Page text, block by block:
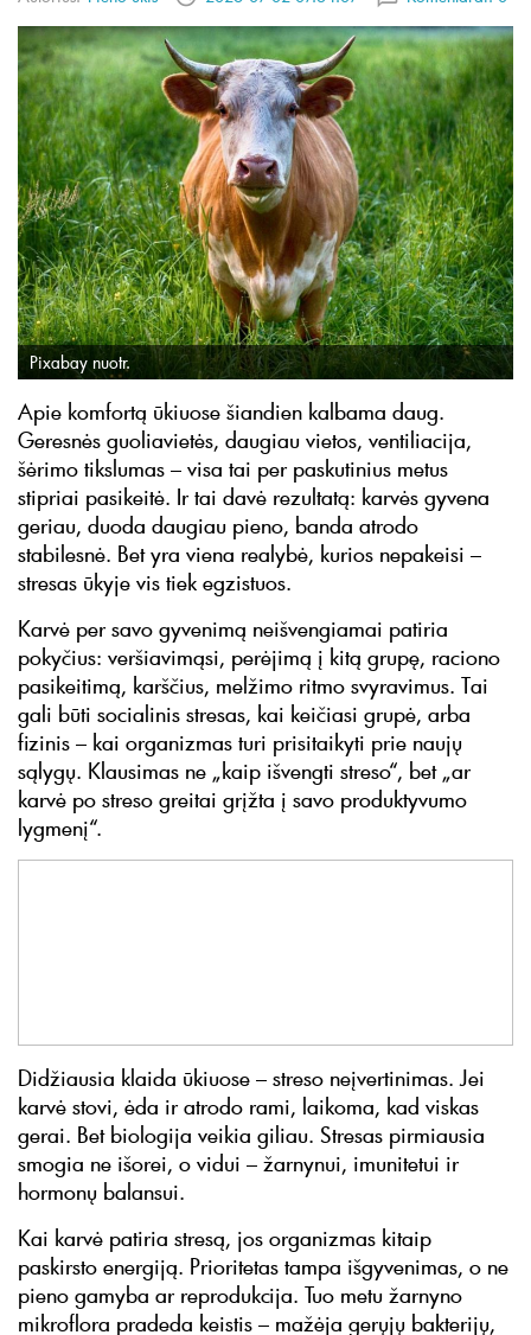
Pixabay nuotr.
Apie komfortą ūkiuose šiandien kalbama daug.
Geresnės guoliavietės, daugiau vietos, ventiliacija,
šėrimo tikslumas – visa tai per paskutinius metus
stipriai pasikeitė. Ir tai davė rezultatą: karvės gyvena
geriau, duoda daugiau pieno, banda atrodo
stabilesnė. Bet yra viena realybė, kurios nepakeisi –
stresas ūkyje vis tiek egzistuos.
Karvė per savo gyvenimą neišvengiamai patiria
pokyčius: veršiavimąsi, perėjimą į kitą grupę, raciono
pasikeitimą, karščius, melžimo ritmo svyravimus. Tai
gali būti socialinis stresas, kai keičiasi grupė, arba
fizinis – kai organizmas turi prisitaikyti prie naujų
sąlygų. Klausimas ne „kaip išvengti streso“, bet „ar
karvė po streso greitai grįžta į savo produktyvumo
lygmenį“.
Didžiausia klaida ūkiuose – streso neįvertinimas. Jei
karvė stovi, ėda ir atrodo rami, laikoma, kad viskas
gerai. Bet biologija veikia giliau. Stresas pirmiausia
smogia ne išorei, o vidui – žarnynui, imunitetui ir
hormonų balansui.
Kai karvė patiria stresą, jos organizmas kitaip
paskirsto energiją. Prioritetas tampa išgyvenimas, o ne
pieno gamyba ar reprodukcija. Tuo metu žarnyno
mikroflora pradeda keistis – mažėja gerųjų bakterijų,